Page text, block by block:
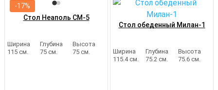
Стол Неаполь СМ-5
Ширина
115 см.
Глубина
75 см.
Высота
75 см.
-17%
Стол обеденный Милан-1
Ширина
115.4 см.
Глубина
75.2 см.
Высота
75.6 см.